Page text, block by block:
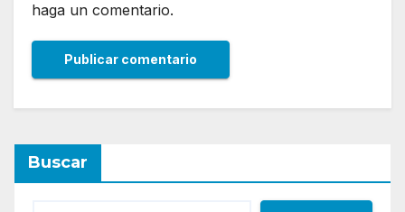
haga un comentario.
Buscar